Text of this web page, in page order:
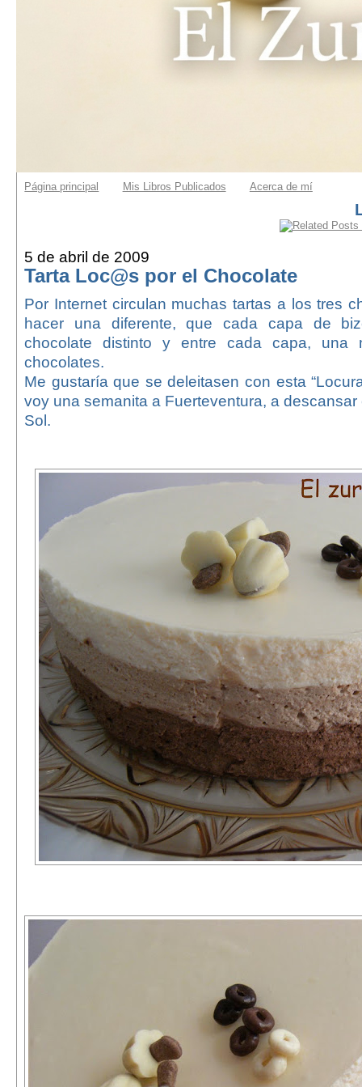
Página principal Mis Libros Publicados Acerca de mí
5 de abril de 2009
Tarta Loc@s por el Chocolate
Por Internet circulan muchas tartas a los tres
hacer una diferente, que cada capa de
chocolate distinto y entre cada capa, una
chocolates.
Me gustaría que se deleitasen con esta
voy una semanita a Fuerteventura, a
Sol.